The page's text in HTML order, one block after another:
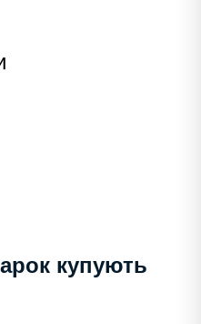
купують